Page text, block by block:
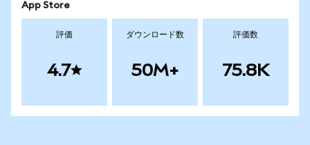
App Store
評価
4.7
ダウンロード数
50M+
評価数
75.8K